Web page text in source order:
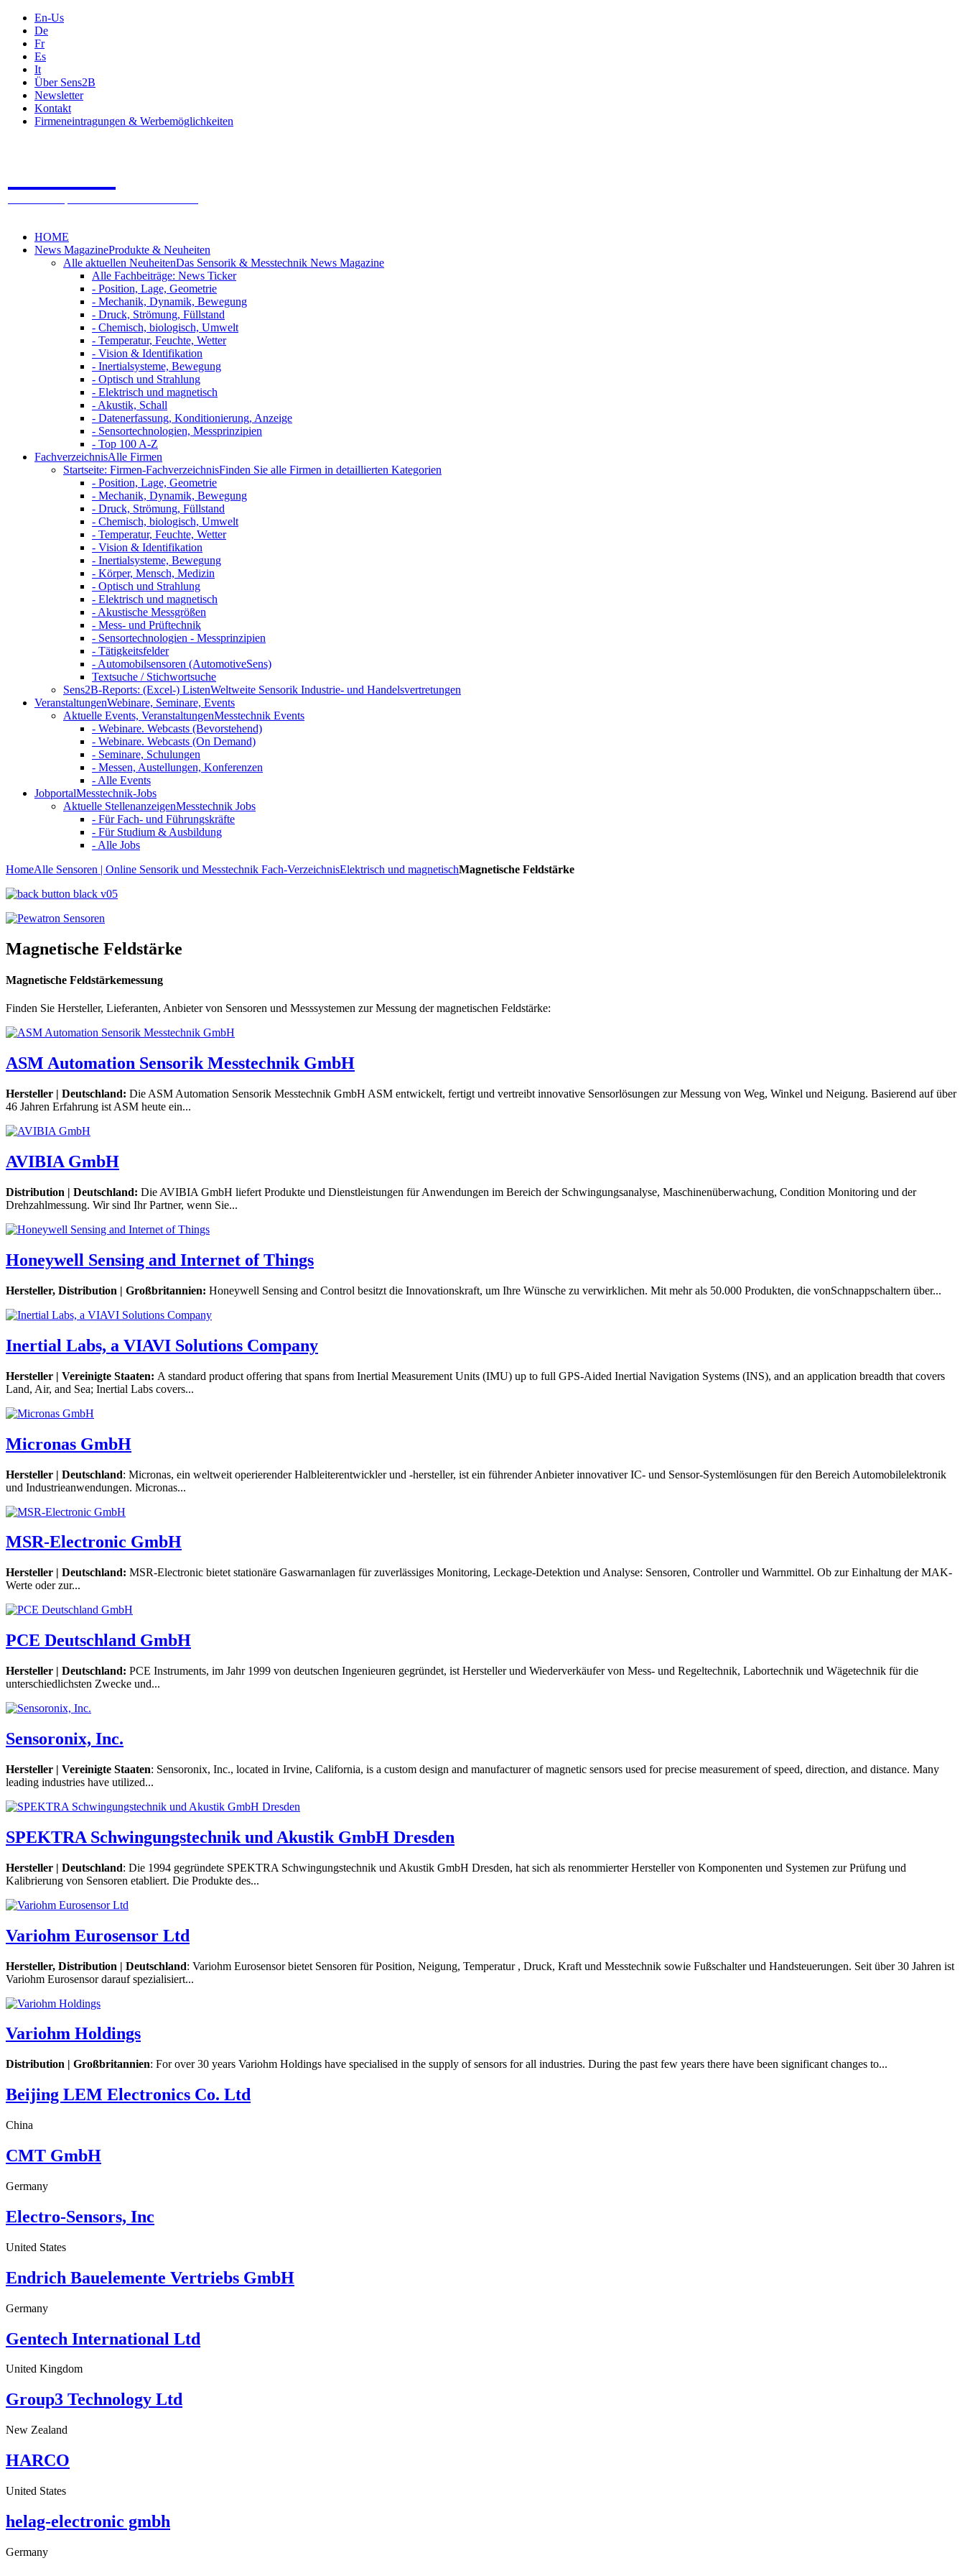
En-Us
De
Fr
Es
It
Über Sens2B
Newsletter
Kontakt
Firmeneintragungen & Werbemöglichkeiten
HOME
News MagazineProdukte & Neuheiten
Alle aktuellen NeuheitenDas Sensorik & Messtechnik News Magazine
Alle Fachbeiträge: News Ticker
- Position, Lage, Geometrie
- Mechanik, Dynamik, Bewegung
- Druck, Strömung, Füllstand
- Chemisch, biologisch, Umwelt
- Temperatur, Feuchte, Wetter
- Vision & Identifikation
- Inertialsysteme, Bewegung
- Optisch und Strahlung
- Elektrisch und magnetisch
- Akustik, Schall
- Datenerfassung, Konditionierung, Anzeige
- Sensortechnologien, Messprinzipien
- Top 100 A-Z
FachverzeichnisAlle Firmen
Startseite: Firmen-FachverzeichnisFinden Sie alle Firmen in detaillierten Kategorien
- Position, Lage, Geometrie
- Mechanik, Dynamik, Bewegung
- Druck, Strömung, Füllstand
- Chemisch, biologisch, Umwelt
- Temperatur, Feuchte, Wetter
- Vision & Identifikation
- Inertialsysteme, Bewegung
- Körper, Mensch, Medizin
- Optisch und Strahlung
- Elektrisch und magnetisch
- Akustische Messgrößen
- Mess- und Prüftechnik
- Sensortechnologien - Messprinzipien
- Tätigkeitsfelder
- Automobilsensoren (AutomotiveSens)
Textsuche / Stichwortsuche
Sens2B-Reports: (Excel-) ListenWeltweite Sensorik Industrie- und Handelsvertretungen
VeranstaltungenWebinare, Seminare, Events
Aktuelle Events, VeranstaltungenMesstechnik Events
- Webinare. Webcasts (Bevorstehend)
- Webinare. Webcasts (On Demand)
- Seminare, Schulungen
- Messen, Austellungen, Konferenzen
- Alle Events
JobportalMesstechnik-Jobs
Aktuelle StellenanzeigenMesstechnik Jobs
- Für Fach- und Führungskräfte
- Für Studium & Ausbildung
- Alle Jobs
HomeAlle Sensoren | Online Sensorik und Messtechnik Fach-VerzeichnisElektrisch und magnetischMagnetische Feldstärke
Magnetische Feldstärke
Magnetische Feldstärkemessung
Finden Sie Hersteller, Lieferanten, Anbieter von Sensoren und Messsystemen zur Messung der magnetischen Feldstärke:
ASM Automation Sensorik Messtechnik GmbH
Hersteller | Deutschland: Die ASM Automation Sensorik Messtechnik GmbH ASM entwickelt, fertigt und vertreibt innovative Sensorlösungen zur Messung von Weg, Winkel und Neigung. Basierend auf über
46 Jahren Erfahrung ist ASM heute ein...
AVIBIA GmbH
Distribution | Deutschland: Die AVIBIA GmbH liefert Produkte und Dienstleistungen für Anwendungen im Bereich der Schwingungsanalyse, Maschinenüberwachung, Condition Monitoring und der
Drehzahlmessung. Wir sind Ihr Partner, wenn Sie...
Honeywell Sensing and Internet of Things
Hersteller, Distribution | Großbritannien: Honeywell Sensing and Control besitzt die Innovationskraft, um Ihre Wünsche zu verwirklichen. Mit mehr als 50.000 Produkten, die vonSchnappschaltern über...
Inertial Labs, a VIAVI Solutions Company
Hersteller | Vereinigte Staaten: A standard product offering that spans from Inertial Measurement Units (IMU) up to full GPS-Aided Inertial Navigation Systems (INS), and an application breadth that covers
Land, Air, and Sea; Inertial Labs covers...
Micronas GmbH
Hersteller | Deutschland: Micronas, ein weltweit operierender Halbleiterentwickler und -hersteller, ist ein führender Anbieter innovativer IC- und Sensor-Systemlösungen für den Bereich Automobilelektronik
und Industrieanwendungen. Micronas...
MSR-Electronic GmbH
Hersteller | Deutschland: MSR-Electronic bietet stationäre Gaswarnanlagen für zuverlässiges Monitoring, Leckage-Detektion und Analyse: Sensoren, Controller und Warnmittel. Ob zur Einhaltung der MAK-
Werte oder zur...
PCE Deutschland GmbH
Hersteller | Deutschland: PCE Instruments, im Jahr 1999 von deutschen Ingenieuren gegründet, ist Hersteller und Wiederverkäufer von Mess- und Regeltechnik, Labortechnik und Wägetechnik für die
unterschiedlichsten Zwecke und...
Sensoronix, Inc.
Hersteller | Vereinigte Staaten: Sensoronix, Inc., located in Irvine, California, is a custom design and manufacturer of magnetic sensors used for precise measurement of speed, direction, and distance. Many
leading industries have utilized...
SPEKTRA Schwingungstechnik und Akustik GmbH Dresden
Hersteller | Deutschland: Die 1994 gegründete SPEKTRA Schwingungstechnik und Akustik GmbH Dresden, hat sich als renommierter Hersteller von Komponenten und Systemen zur Prüfung und
Kalibrierung von Sensoren etabliert. Die Produkte des...
Variohm Eurosensor Ltd
Hersteller, Distribution | Deutschland: Variohm Eurosensor bietet Sensoren für Position, Neigung, Temperatur , Druck, Kraft und Messtechnik sowie Fußschalter und Handsteuerungen. Seit über 30 Jahren ist
Variohm Eurosensor darauf spezialisiert...
Variohm Holdings
Distribution | Großbritannien: For over 30 years Variohm Holdings have specialised in the supply of sensors for all industries. During the past few years there have been significant changes to...
Beijing LEM Electronics Co. Ltd
China
CMT GmbH
Germany
Electro-Sensors, Inc
United States
Endrich Bauelemente Vertriebs GmbH
Germany
Gentech International Ltd
United Kingdom
Group3 Technology Ltd
New Zealand
HARCO
United States
helag-electronic gmbh
Germany